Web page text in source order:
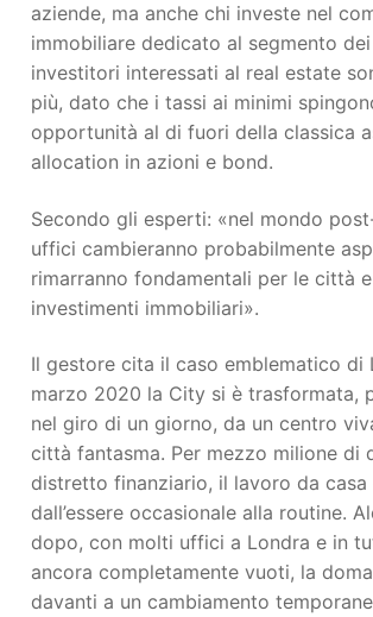
aziende, ma anche chi investe nel
immobiliare dedicato al segmento
investitori interessati al real estate
più, dato che i tassi ai minimi
opportunità al di fuori della classica
allocation in azioni e bond.
Secondo gli esperti: «nel mondo
uffici cambieranno probabilmente
rimarranno fondamentali per le città
investimenti immobiliari».
Il gestore cita il caso emblematico di
marzo 2020 la City si è trasformata,
nel giro di un giorno, da un centro
città fantasma. Per mezzo milione di
distretto finanziario, il lavoro da casa
dall’essere occasionale alla routine.
dopo, con molti uffici a Londra e in
ancora completamente vuoti, la
davanti a un cambiamento